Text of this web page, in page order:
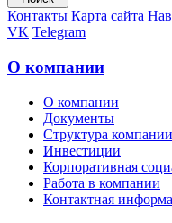
Контакты Карта сайта
VK Telegram
О компании
О компании
Документы
Структура компании
Инвестиции
Корпоративная
Работа в компании
Контактная